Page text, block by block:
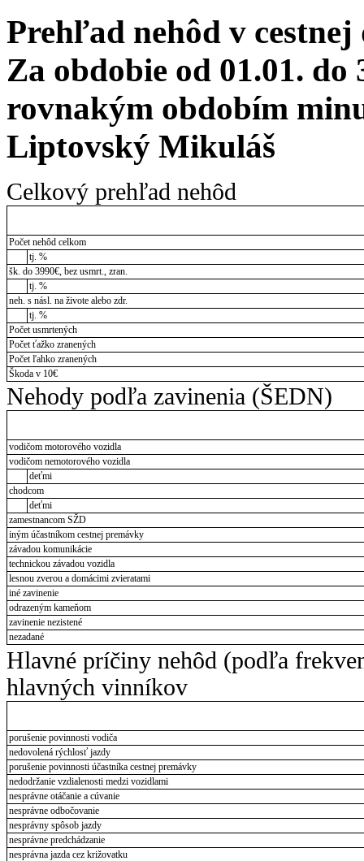
Prehľad nehôd v cestnej
Za obdobie od 01.01. do
rovnakým obdobím
Liptovský Mikuláš
Celkový prehľad nehôd
Počet nehôd celkom
tj. %
šk. do 3990€, bez usmrt., zran.
tj. %
neh. s násl. na živote alebo zdr.
tj. %
Počet usmrtených
Počet ťažko zranených
Počet ľahko zranených
Škoda v 10€
Nehody podľa zavinenia (ŠEDN)
vodičom motorového vozidla
vodičom nemotorového vozidla
deťmi
chodcom
deťmi
zamestnancom SŽD
iným účastníkom cestnej premávky
závadou komunikácie
technickou závadou vozidla
lesnou zverou a domácimi zvieratami
iné zavinenie
odrazeným kameňom
zavinenie nezistené
nezadané
Hlavné príčiny nehôd (podľa
hlavných vinníkov
porušenie povinnosti vodiča
nedovolená rýchlosť jazdy
porušenie povinnosti účastníka cestnej premávky
nedodržanie vzdialenosti medzi vozidlami
nesprávne otáčanie a cúvanie
nesprávne odbočovanie
nesprávny spôsob jazdy
nesprávne predchádzanie
nesprávna jazda cez križovatku